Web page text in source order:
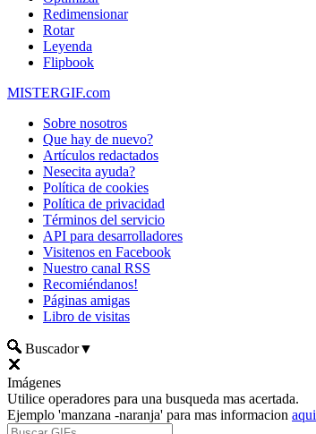
Redimensionar
Rotar
Leyenda
Flipbook
MISTERGIF.com
Sobre nosotros
Que hay de nuevo?
Artículos redactados
Nesecita ayuda?
Política de cookies
Política de privacidad
Términos del servicio
API para desarrolladores
Visitenos en Facebook
Nuestro canal RSS
Recomiéndanos!
Páginas amigas
Libro de visitas
Buscador▼
Imágenes
Utilice operadores para una busqueda mas acertada.
Ejemplo 'manzana -naranja' para mas informacion aqui